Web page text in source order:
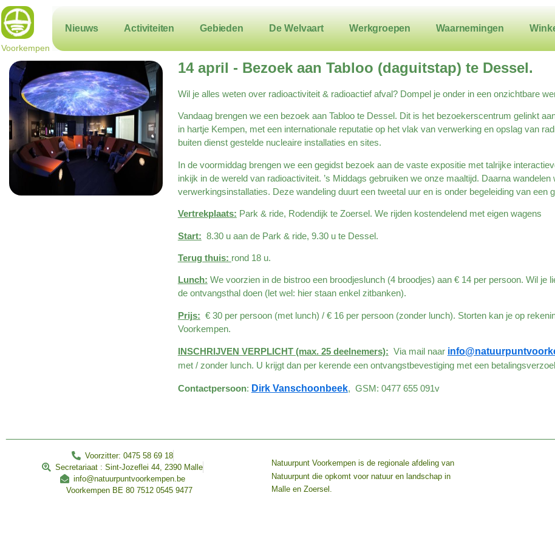
Voorkempen
Nieuws Activiteiten Gebieden De Welvaart Werkgroepen Waarnemingen
14 april - Bezoek aan Tabloo (daguitstap) te Dessel.
Wil je alles weten over radioactiviteit & radioactief afval? Dompel je onder in een onzichtbare
Vandaag brengen we een bezoek aan Tabloo te Dessel. Dit is het bezoekerscentrum gelinkt
in hartje Kempen, met een internationale reputatie op het vlak van verwerking en opslag van
buiten dienst gestelde nucleaire installaties en sites.
In de voormiddag brengen we een gegidst bezoek aan de vaste expositie met talrijke
inkijk in de wereld van radioactiviteit. ’s Middags gebruiken we onze maaltijd. Daarna
verwerkingsinstallaties. Deze wandeling duurt een tweetal uur en is onder begeleiding van een
Vertrekplaats: Park & ride, Rodendijk te Zoersel. We rijden kostendelend met eigen wagens
Start: 8.30 u aan de Park & ride, 9.30 u te Dessel.
Terug thuis: rond 18 u.
Lunch: We voorzien in de bistroo een broodjeslunch (4 broodjes) aan € 14 per persoon. Wil je
de ontvangsthal doen (let wel: hier staan enkel zitbanken).
Prijs: € 30 per persoon (met lunch) / € 16 per persoon (zonder lunch). Storten kan je op
Voorkempen.
INSCHRIJVEN VERPLICHT (max. 25 deelnemers): Via mail naar
met / zonder lunch. U krijgt dan per kerende een ontvangstbevestiging met een
Contactpersoon: Dirk Vanschoonbeek, GSM: 0477 655 091v
Voorzitter: 0475 58 69 18
Secretariaat : Sint-Jozeflei 44, 2390 Malle
info@natuurpuntvoorkempen.be
Voorkempen BE 80 7512 0545 9477
Natuurpunt Voorkempen is de regionale afdeling van
Natuurpunt die opkomt voor natuur en landschap in
Malle en Zoersel.